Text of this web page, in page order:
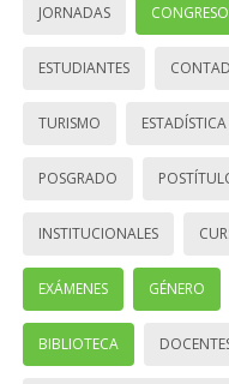
JORNADAS
ESTUDIANTES
TURISMO ESTADÍSTICA
POSGRADO
INSTITUCIONALES
EXÁMENES GÉNERO
BIBLIOTECA